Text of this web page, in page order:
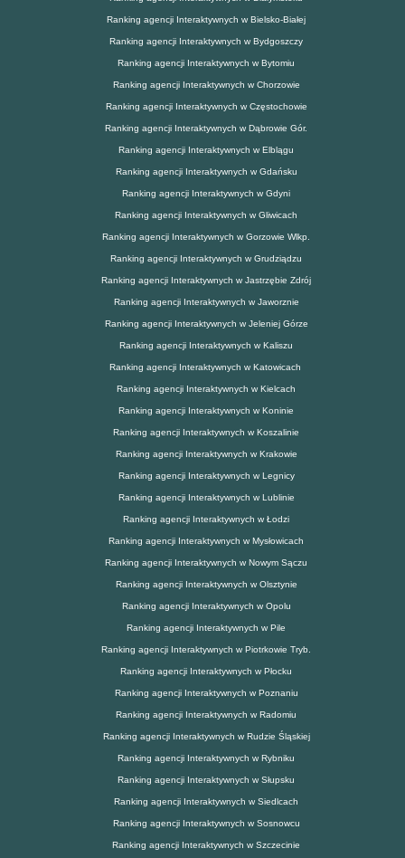
Ranking agencji Interaktywnych w Bielsko-Białej
Ranking agencji Interaktywnych w Bydgoszczy
Ranking agencji Interaktywnych w Bytomiu
Ranking agencji Interaktywnych w Chorzowie
Ranking agencji Interaktywnych w Częstochowie
Ranking agencji Interaktywnych w Dąbrowie Gór.
Ranking agencji Interaktywnych w Elblągu
Ranking agencji Interaktywnych w Gdańsku
Ranking agencji Interaktywnych w Gdyni
Ranking agencji Interaktywnych w Gliwicach
Ranking agencji Interaktywnych w Gorzowie Wlkp.
Ranking agencji Interaktywnych w Grudziądzu
Ranking agencji Interaktywnych w Jastrzębie Zdrój
Ranking agencji Interaktywnych w Jaworznie
Ranking agencji Interaktywnych w Jeleniej Górze
Ranking agencji Interaktywnych w Kaliszu
Ranking agencji Interaktywnych w Katowicach
Ranking agencji Interaktywnych w Kielcach
Ranking agencji Interaktywnych w Koninie
Ranking agencji Interaktywnych w Koszalinie
Ranking agencji Interaktywnych w Krakowie
Ranking agencji Interaktywnych w Legnicy
Ranking agencji Interaktywnych w Lublinie
Ranking agencji Interaktywnych w Łodzi
Ranking agencji Interaktywnych w Mysłowicach
Ranking agencji Interaktywnych w Nowym Sączu
Ranking agencji Interaktywnych w Olsztynie
Ranking agencji Interaktywnych w Opolu
Ranking agencji Interaktywnych w Pile
Ranking agencji Interaktywnych w Piotrkowie Tryb.
Ranking agencji Interaktywnych w Płocku
Ranking agencji Interaktywnych w Poznaniu
Ranking agencji Interaktywnych w Radomiu
Ranking agencji Interaktywnych w Rudzie Śląskiej
Ranking agencji Interaktywnych w Rybniku
Ranking agencji Interaktywnych w Słupsku
Ranking agencji Interaktywnych w Siedlcach
Ranking agencji Interaktywnych w Sosnowcu
Ranking agencji Interaktywnych w Szczecinie